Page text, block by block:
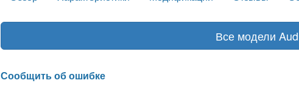
Все модели
Сообщить об ошибке